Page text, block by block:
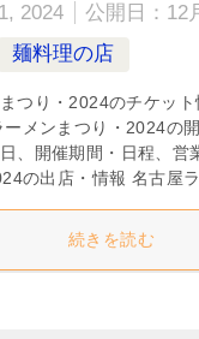
2024 公開日： 12
麺料理の店
つり・2024のチケッ
メンまつり・2024の
、開催期間・日程、営
の出店・情報 名古屋
続きを読む